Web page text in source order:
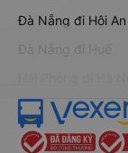
Đà Nẵng đi Hội An
Đà Nẵng đi Huế